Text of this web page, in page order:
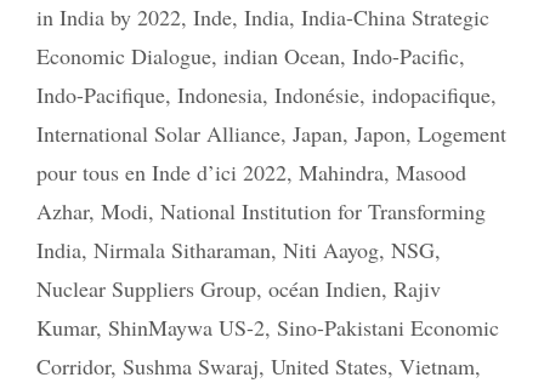
in India by 2022, Inde, India, India-China Strategic
Economic Dialogue, indian Ocean, Indo-Pacific,
Indo-Pacifique, Indonesia, Indonésie, indopacifique,
International Solar Alliance, Japan, Japon, Logement
pour tous en Inde d’ici 2022, Mahindra, Masood
Azhar, Modi, National Institution for Transforming
India, Nirmala Sitharaman, Niti Aayog, NSG,
Nuclear Suppliers Group, océan Indien, Rajiv
Kumar, ShinMaywa US-2, Sino-Pakistani Economic
Corridor, Sushma Swaraj, United States, Vietnam,